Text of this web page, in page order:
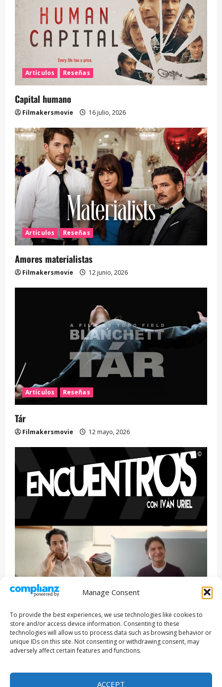
Manage Consent
To provide the best experiences, we use technologies like cookies to
store and/or access device information. Consenting to these
technologies will allow us to process data such as browsing behavior or
unique IDs on this site. Not consenting or withdrawing consent, may
adversely affect certain features and functions.
ACCEPT
Artículos Reseñas
Capital humano
Filmakersmovie 16 julio, 2026
Artículos Reseñas
Amores materialistas
Filmakersmovie 12 junio, 2026
Artículos Reseñas
Tár
Filmakersmovie 12 mayo, 2026
Entrevista Series
ENCUENTROS CON IVÁN URIEL T3E22: JUAN PATRICIO
RIVEROLL
Filmakersmovie 5 mayo, 2026
Copyright © Todos los derechos reservados 2026